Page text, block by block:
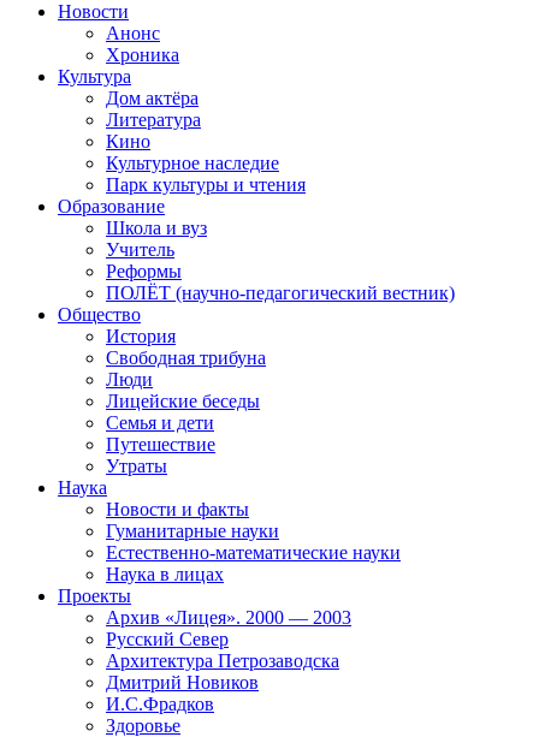
Новости
Анонс
Хроника
Культура
Дом актёра
Литература
Кино
Культурное наследие
Парк культуры и чтения
Образование
Школа и вуз
Учитель
Реформы
ПОЛЁТ (научно-педагогический вестник)
Общество
История
Свободная трибуна
Люди
Лицейские беседы
Семья и дети
Путешествие
Утраты
Наука
Новости и факты
Гуманитарные науки
Естественно-математические науки
Наука в лицах
Проекты
Архив «Лицея». 2000 — 2003
Русский Север
Архитектура Петрозаводска
Дмитрий Новиков
И.С.Фрадков
Здоровье